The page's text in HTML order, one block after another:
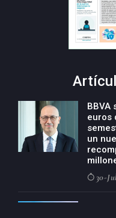
BBVA
euros
un
30-